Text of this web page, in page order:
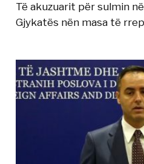
Të akuzuarit për sulmin
Gjykatës nën masa të